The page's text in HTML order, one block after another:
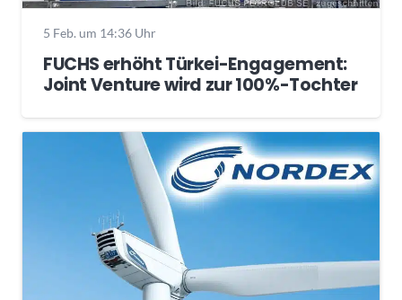
5 Feb. um 14:36 Uhr
FUCHS erhöht Türkei-Engagement:
Joint Venture wird zur 100%-Tochter